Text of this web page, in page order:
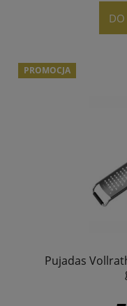
DO
Pujadas
PROMOCJA